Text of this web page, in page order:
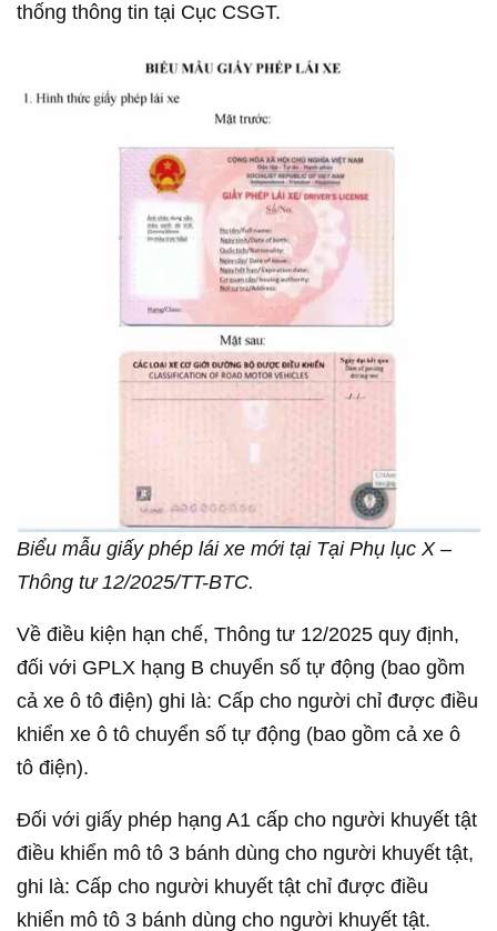
thống thông tin tại Cục CSGT.
Biểu mẫu giấy phép lái xe mới tại Tại Phụ lục X –
Thông tư 12/2025/TT-BTC.
Về điều kiện hạn chế, Thông tư 12/2025 quy định,
đối với GPLX hạng B chuyển số tự động (bao gồm
cả xe ô tô điện) ghi là: Cấp cho người chỉ được điều
khiển xe ô tô chuyển số tự động (bao gồm cả xe ô
tô điện).
Đối với giấy phép hạng A1 cấp cho người khuyết tật
điều khiển mô tô 3 bánh dùng cho người khuyết tật,
ghi là: Cấp cho người khuyết tật chỉ được điều
khiển mô tô 3 bánh dùng cho người khuyết tật.